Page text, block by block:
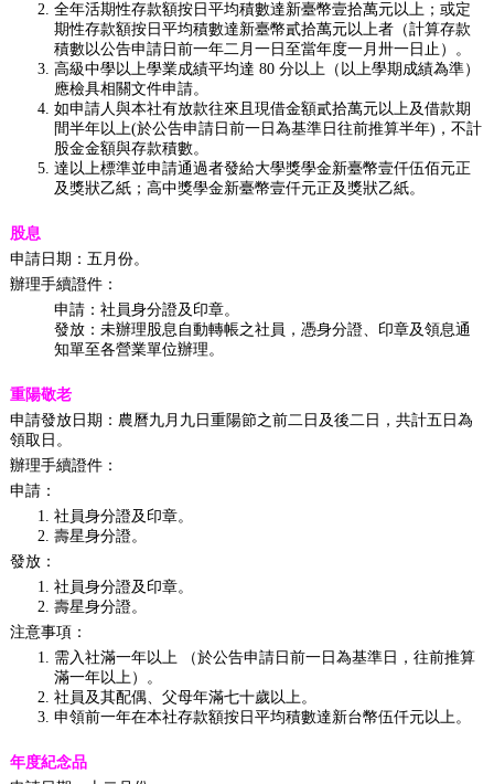
全年活期性存款額按日平均積數達新臺幣壹拾萬元以上；或定
期性存款額按日平均積數達新臺幣貳拾萬元以上者（計算存款
積數以公告申請日前一年二月一日至當年度一月卅一日止）。
高級中學以上學業成績平均達 80 分以上（以上學期成績為準）
應檢具相關文件申請。
如申請人與本社有放款往來且現借金額貳拾萬元以上及借款期
間半年以上(於公告申請日前一日為基準日往前推算半年)，不計
股金金額與存款積數。
達以上標準並申請通過者發給大學獎學金新臺幣壹仟伍佰元正
及獎狀乙紙；高中獎學金新臺幣壹仟元正及獎狀乙紙。
股息
申請日期：五月份。
辦理手續證件：
申請：社員身分證及印章。
發放：未辦理股息自動轉帳之社員，憑身分證、印章及領息通
知單至各營業單位辦理。
重陽敬老
申請發放日期：農曆九月九日重陽節之前二日及後二日，共計五日為
領取日。
辦理手續證件：
申請：
社員身分證及印章。
壽星身分證。
發放：
社員身分證及印章。
壽星身分證。
注意事項：
需入社滿一年以上 （於公告申請日前一日為基準日，往前推算
滿一年以上）。
社員及其配偶、父母年滿七十歲以上。
申領前一年在本社存款額按日平均積數達新台幣伍仟元以上。
年度紀念品